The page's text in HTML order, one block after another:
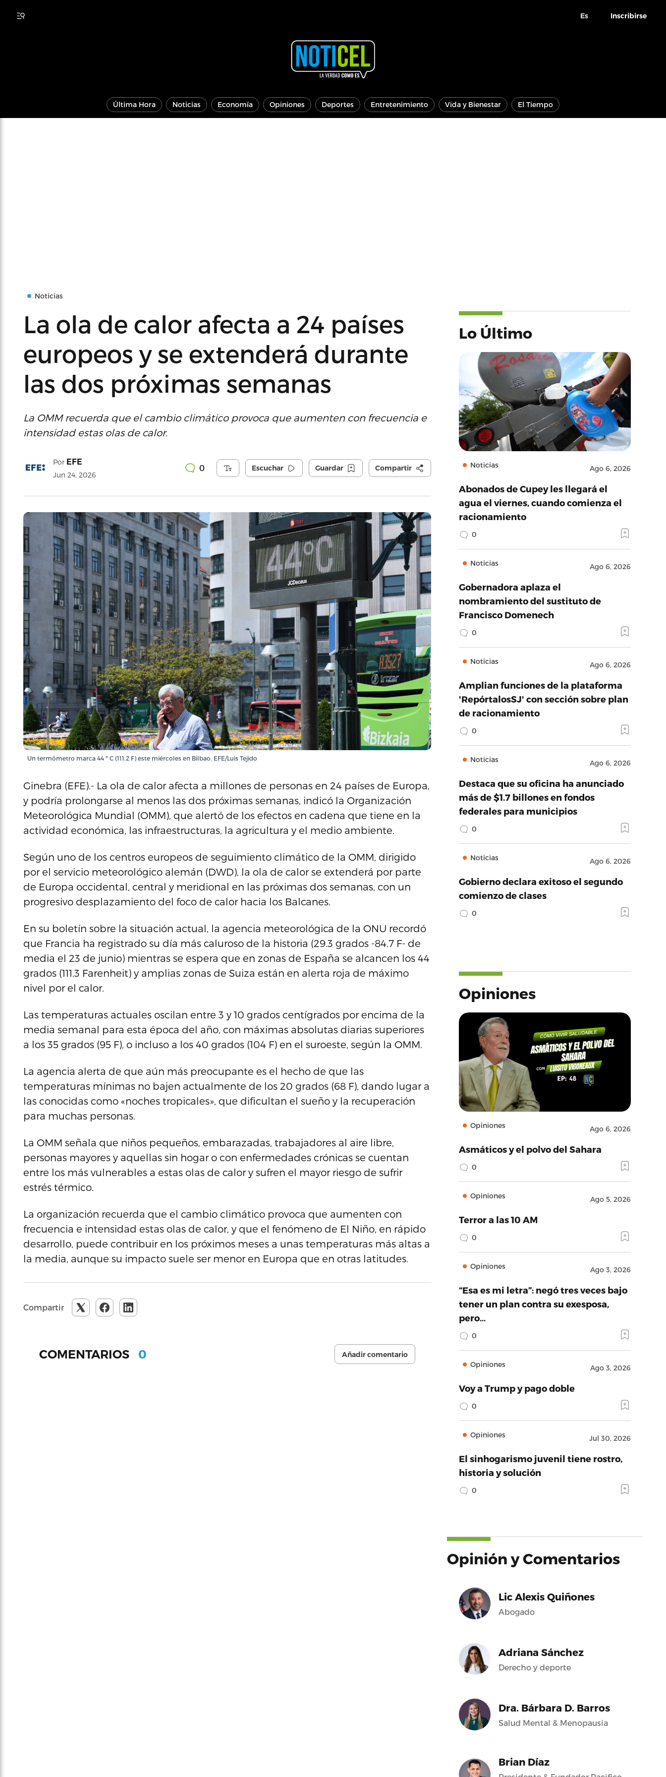
Es Inscribirse
Última Hora Noticias Economía Opiniones Deportes Entretenimiento Vida y Bienestar El Tiempo
Noticias
La ola de calor afecta a 24 países
europeos y se extenderá durante
las dos próximas semanas
La OMM recuerda que el cambio climático provoca que aumenten con frecuencia e
intensidad estas olas de calor.
Por EFE
Jun 24, 2026
0 Escuchar Guardar Compartir
Un termómetro marca 44 º C (111.2 F) este miércoles en Bilbao. EFE/Luis Tejido
Ginebra (EFE).- La ola de calor afecta a millones de personas en 24 países de Europa,
y podría prolongarse al menos las dos próximas semanas, indicó la Organización
Meteorológica Mundial (OMM), que alertó de los efectos en cadena que tiene en la
actividad económica, las infraestructuras, la agricultura y el medio ambiente.
Según uno de los centros europeos de seguimiento climático de la OMM, dirigido
por el servicio meteorológico alemán (DWD), la ola de calor se extenderá por parte
de Europa occidental, central y meridional en las próximas dos semanas, con un
progresivo desplazamiento del foco de calor hacia los Balcanes.
En su boletín sobre la situación actual, la agencia meteorológica de la ONU recordó
que Francia ha registrado su día más caluroso de la historia (29.3 grados -84.7 F- de
media el 23 de junio) mientras se espera que en zonas de España se alcancen los 44
grados (111.3 Farenheit) y amplias zonas de Suiza están en alerta roja de máximo
nivel por el calor.
Las temperaturas actuales oscilan entre 3 y 10 grados centígrados por encima de la
media semanal para esta época del año, con máximas absolutas diarias superiores
a los 35 grados (95 F), o incluso a los 40 grados (104 F) en el suroeste, según la OMM.
La agencia alerta de que aún más preocupante es el hecho de que las
temperaturas mínimas no bajen actualmente de los 20 grados (68 F), dando lugar a
las conocidas como «noches tropicales», que dificultan el sueño y la recuperación
para muchas personas.
La OMM señala que niños pequeños, embarazadas, trabajadores al aire libre,
personas mayores y aquellas sin hogar o con enfermedades crónicas se cuentan
entre los más vulnerables a estas olas de calor y sufren el mayor riesgo de sufrir
estrés térmico.
La organización recuerda que el cambio climático provoca que aumenten con
frecuencia e intensidad estas olas de calor, y que el fenómeno de El Niño, en rápido
desarrollo, puede contribuir en los próximos meses a unas temperaturas más altas a
la media, aunque su impacto suele ser menor en Europa que en otras latitudes.
Compartir
COMENTARIOS 0 Añadir comentario
Lo Último
Noticias Ago 6, 2026
Abonados de Cupey les llegará el
agua el viernes, cuando comienza el
racionamiento
0
Noticias Ago 6, 2026
Gobernadora aplaza el
nombramiento del sustituto de
Francisco Domenech
0
Noticias Ago 6, 2026
Amplian funciones de la plataforma
'RepórtalosSJ' con sección sobre plan
de racionamiento
0
Noticias Ago 6, 2026
Destaca que su oficina ha anunciado
más de $1.7 billones en fondos
federales para municipios
0
Noticias Ago 6, 2026
Gobierno declara exitoso el segundo
comienzo de clases
0
Opiniones
Opiniones Ago 6, 2026
Asmáticos y el polvo del Sahara
0
Opiniones Ago 5, 2026
Terror a las 10 AM
0
Opiniones Ago 3, 2026
“Esa es mi letra”: negó tres veces bajo
tener un plan contra su exesposa,
pero…
0
Opiniones Ago 3, 2026
Voy a Trump y pago doble
0
Opiniones Jul 30, 2026
El sinhogarismo juvenil tiene rostro,
historia y solución
0
Opinión y Comentarios
Lic Alexis Quiñones
Abogado
Adriana Sánchez
Derecho y deporte
Dra. Bárbara D. Barros
Salud Mental & Menopausia
Brian Díaz